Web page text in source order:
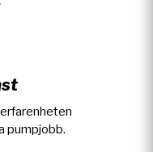
pumpjobb.